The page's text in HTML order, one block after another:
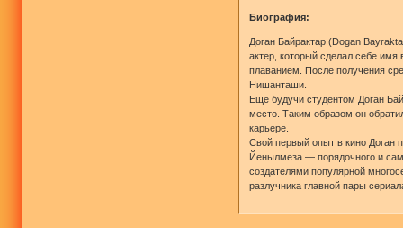
Биография:
Доган Байрактар (Dogan
актер, который сделал себе имя
плаванием. После получения
Нишанташи.
Еще будучи студентом Доган
место. Таким образом он
карьере.
Свой первый опыт в кино Доган
Йенылмеза — порядочного и
создателями популярной
разлучника главной пары